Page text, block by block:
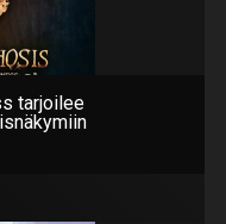
tarjoilee